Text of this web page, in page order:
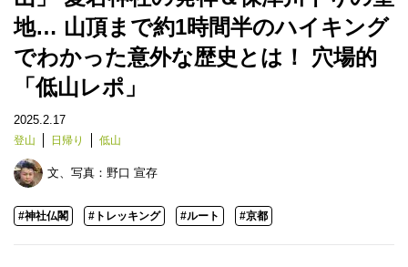
地… 山頂まで約1時間半のハイキング
でわかった意外な歴史とは！ 穴場的
「低山レポ」
2025.2.17
登山 日帰り 低山
文、写真： 野口 宣存
#神社仏閣 #トレッキング #ルート #京都